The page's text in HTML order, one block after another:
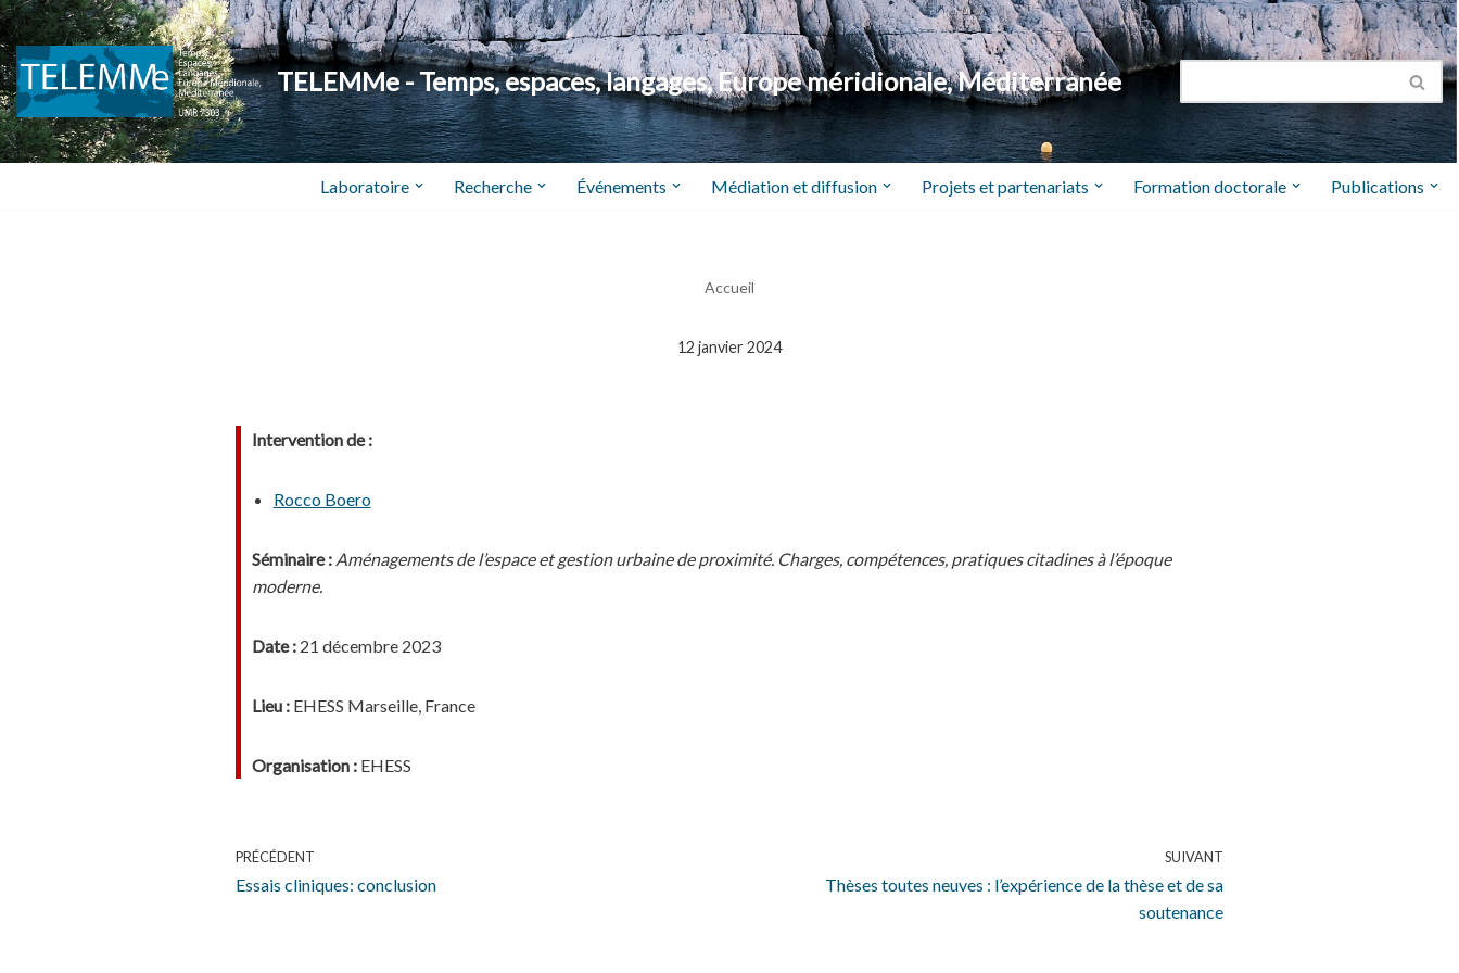
Aller
au
contenu
TELEMMe - Temps, espaces, langages, Europe méridionale, Méditerranée
Laboratoire Recherche Événements Médiation et diffusion Projets et partenariats Formation doctorale Publications
Accueil
12 janvier 2024
Intervention de :
Rocco Boero
Séminaire :Aménagements de l’espace et gestion urbaine de proximité. Charges, compétences, pratiques citadines à l’époque
moderne.
Date :21 décembre 2023
Lieu :EHESS Marseille, France
Organisation :EHESS
PRÉCÉDENT
Essais cliniques: conclusion
SUIVANT
Thèses toutes neuves : l’expérience de la thèse et de sa
soutenance